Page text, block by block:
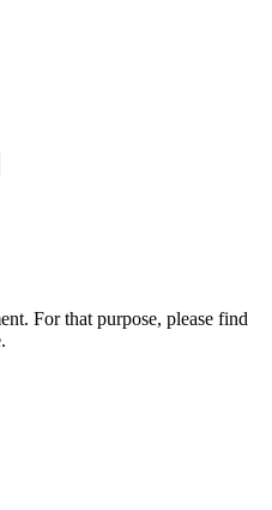
For that purpose, please find